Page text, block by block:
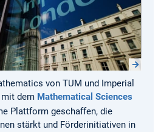
von TUM und Imperial
dem Mathematical Sciences
Plattform geschaffen, die
stärkt und Förderinitiativen in